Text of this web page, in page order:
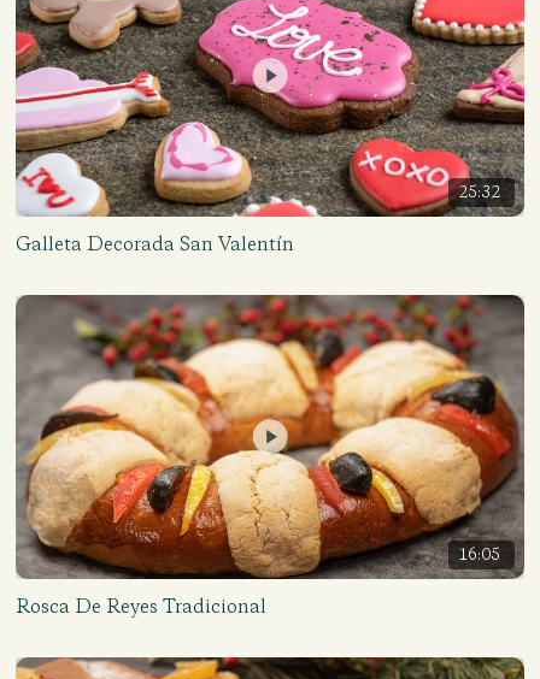
25:32
Galleta Decorada San Valentín
16:05
Rosca De Reyes Tradicional